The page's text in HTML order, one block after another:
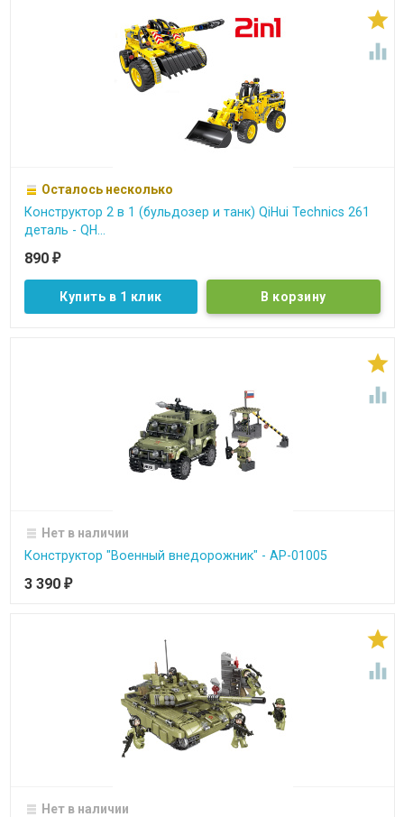


Осталось несколько
Конструктор 2 в 1 (бульдозер и танк) QiHui Technics 261
деталь - QH...
890 ₽
Купить в 1 клик


Нет в наличии
Конструктор "Военный внедорожник" - АР-01005
3 390 ₽


Нет в наличии